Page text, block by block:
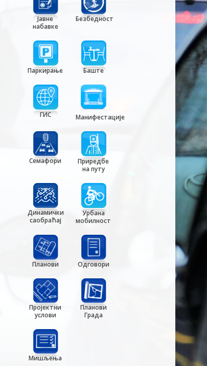
Јавне
набавке
Безбедност
Паркирање Баште
ГИС Манифестације
Семафори
Приредбе
на путу
Динамички
саобраћај
Урбана
мобилност
Планови Одговори
Пројектни
услови
Планови
Града
Мишљења